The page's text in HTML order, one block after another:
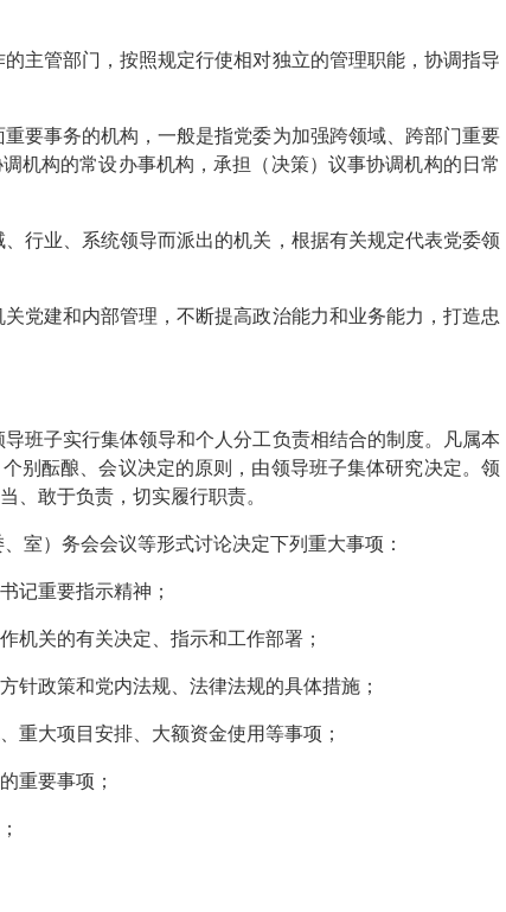
主管部门，按照规定行使相对独立的管理职能，协调指导
要事务的机构，一般是指党委为加强跨领域、跨部门重要
机构的常设办事机构，承担（决策）议事协调机构的日常
行业、系统领导而派出的机关，根据有关规定代表党委领
党建和内部管理，不断提高政治能力和业务能力，打造忠
班子实行集体领导和个人分工负责相结合的制度。凡属本
别酝酿、会议决定的原则，由领导班子集体研究决定。领
、敢于负责，切实履行职责。
室）务会会议等形式讨论决定下列重大事项：
记重要指示精神；
机关的有关决定、指示和工作部署；
针政策和党内法规、法律法规的具体措施；
重大项目安排、大额资金使用等事项；
重要事项；